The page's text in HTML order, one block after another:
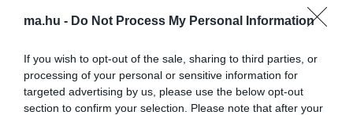
ma.hu - Do Not Process My Personal Information
If you wish to opt-out of the sale, sharing to third parties, or
processing of your personal or sensitive information for
targeted advertising by us, please use the below opt-out
section to confirm your selection. Please note that after your
Kapcsolódó írások: